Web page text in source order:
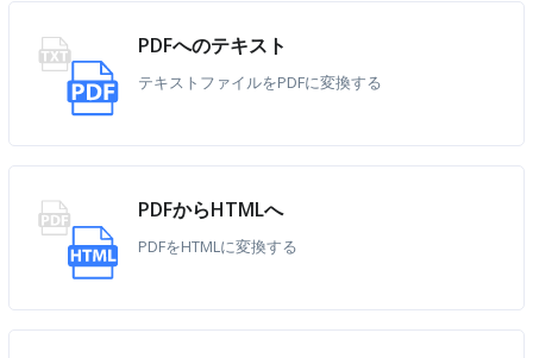
PDFへのテキスト
テキストファイルをPDFに変換する
PDFからHTMLへ
PDFをHTMLに変換する